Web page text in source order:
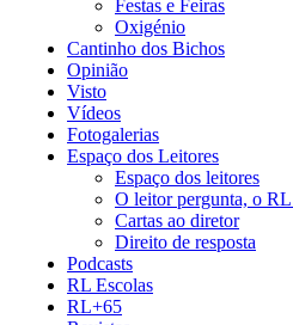
Festas e Feiras
Oxigénio
Cantinho dos Bichos
Opinião
Visto
Vídeos
Fotogalerias
Espaço dos Leitores
Espaço dos leitores
O leitor pergunta, o RL
Cartas ao diretor
Direito de resposta
Podcasts
RL Escolas
RL+65